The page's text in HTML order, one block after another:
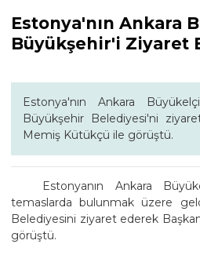
Estonya'nın Ankara
Büyükşehir'i Ziyaret
Estonya'nın Ankara
Büyükşehir Belediyesi'ni
Memiş Kütükçü ile görüştü.
Estonyanın Ankara
temaslarda bulunmak üzere
Belediyesini ziyaret ederek
görüştü.